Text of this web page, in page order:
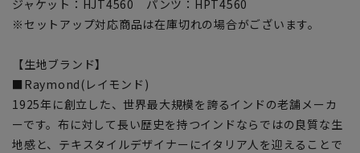
ジャケット：HJT4560 パンツ：HPT4560
※セットアップ対応商品は在庫切れの場合がございます。
【生地ブランド】
■Raymond(レイモンド)
1925年に創立した、世界最大規模を誇るインドの老舗メーカ
ーです。布に対して長い歴史を持つインドならではの良質な生
地感と、テキスタイルデザイナーにイタリア人を迎えることで